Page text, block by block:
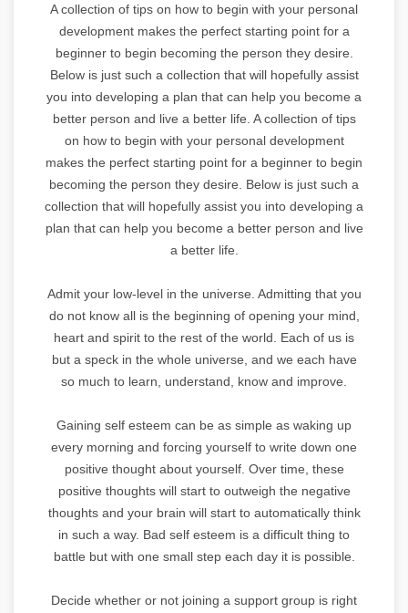
A collection of tips on how to begin with your personal
development makes the perfect starting point for a
beginner to begin becoming the person they desire.
Below is just such a collection that will hopefully assist
you into developing a plan that can help you become a
better person and live a better life. A collection of tips
on how to begin with your personal development
makes the perfect starting point for a beginner to begin
becoming the person they desire. Below is just such a
collection that will hopefully assist you into developing a
plan that can help you become a better person and live
a better life.
Admit your low-level in the universe. Admitting that you
do not know all is the beginning of opening your mind,
heart and spirit to the rest of the world. Each of us is
but a speck in the whole universe, and we each have
so much to learn, understand, know and improve.
Gaining self esteem can be as simple as waking up
every morning and forcing yourself to write down one
positive thought about yourself. Over time, these
positive thoughts will start to outweigh the negative
thoughts and your brain will start to automatically think
in such a way. Bad self esteem is a difficult thing to
battle but with one small step each day it is possible.
Decide whether or not joining a support group is right